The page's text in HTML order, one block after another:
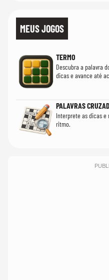
MEUS JOGOS
TERMO
Descubra a palavra
dicas e avance até
PALAVRAS
Interprete as dicas
ritmo.